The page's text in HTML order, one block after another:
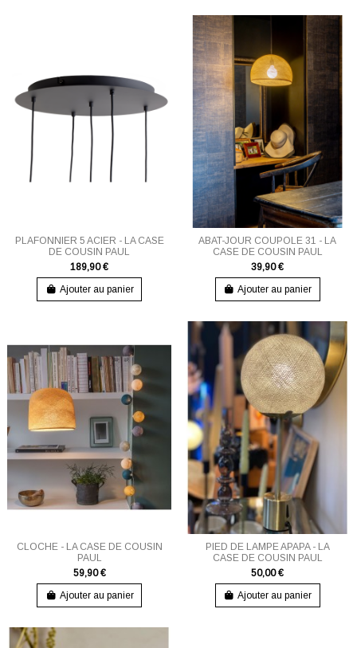
PLAFONNIER 5 ACIER - LA CASE
DE COUSIN PAUL
189,90 €
Ajouter au panier
ABAT-JOUR COUPOLE 31 - LA
CASE DE COUSIN PAUL
39,90 €
Ajouter au panier
CLOCHE - LA CASE DE COUSIN
PAUL
59,90 €
Ajouter au panier
PIED DE LAMPE APAPA - LA
CASE DE COUSIN PAUL
50,00 €
Ajouter au panier